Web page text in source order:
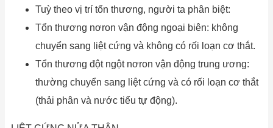
Tuỳ theo vị trí tổn thương, người ta phân biệt:
Tổn thương nơron vận động ngoại biên: không
chuyển sang liệt cứng và không có rối loạn cơ thắt.
Tổn thương đột ngột nơron vận động trung ương:
thường chuyển sang liệt cứng và có rối loạn cơ thắt
(thải phân và nước tiểu tự động).